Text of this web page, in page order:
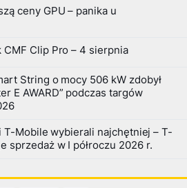
ceny GPU – panika u
CMF Clip Pro – 4 sierpnia
String o mocy 506 kW zdobył
E AWARD” podczas targów
Mobile wybierali najchętniej – T-
sprzedaż w I półroczu 2026 r.